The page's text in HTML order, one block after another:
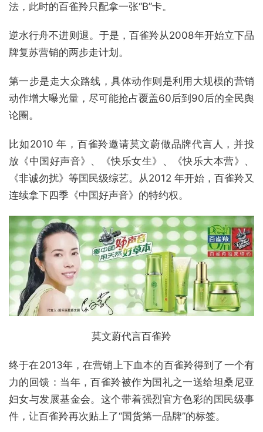
法，此时的百雀羚只配拿一张“B”卡。
逆水行舟不进则退。于是，百雀羚从2008年开始立下品
牌复苏营销的两步走计划。
第一步是走大众路线，具体动作则是利用大规模的营销
动作增大曝光量，尽可能抢占覆盖60后到90后的全民舆
论圈。
比如2010 年，百雀羚邀请莫文蔚做品牌代言人，并投
放《中国好声音》、《快乐女生》、《快乐大本营》、
《非诚勿扰》等国民级综艺。从2012 年开始，百雀羚又
连续拿下四季《中国好声音》的特约权。
莫文蔚代言百雀羚
终于在2013年，在营销上下血本的百雀羚得到了一个有
力的回馈：当年，百雀羚被作为国礼之一送给坦桑尼亚
妇女与发展基金会。这个带着强烈官方色彩的国民级事
件，让百雀羚再次贴上了“国货第一品牌”的标签。